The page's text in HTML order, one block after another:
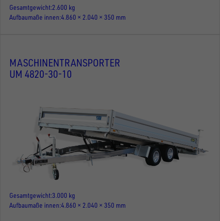
Gesamtgewicht 2.600 kg
Aufbaumaße innen 4.860 × 2.040 × 350 mm
MASCHINENTRANSPORTER
UM 4820-30-10
Gesamtgewicht3.000 kg
Aufbaumaße innen 4.860 × 2.040 × 350 mm